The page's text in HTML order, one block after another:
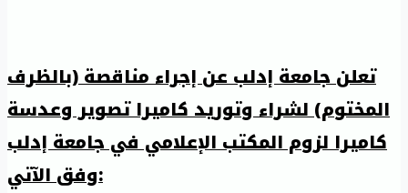
تعلن جامعة إدلب عن إجراء مناقصة (بالظرف
المختوم) لشراء وتوريد كاميرا تصوير وعدسة
كاميرا لزوم المكتب الإعلامي في جامعة إدلب
وفق الآتي: